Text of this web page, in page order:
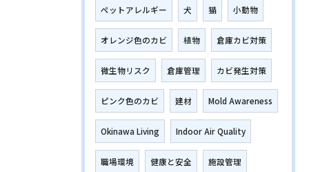
ペットアレルギー 犬 猫 小動物
オレンジ色のカビ 植物 倉庫カビ対策
微生物リスク 倉庫管理 カビ発生対策
ピンク色のカビ 建材 Mold Awareness
Okinawa Living Indoor Air Quality
職場環境 健康と安全 施設管理